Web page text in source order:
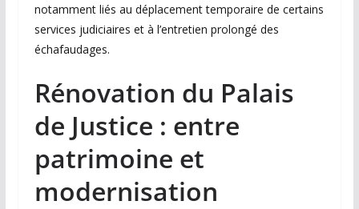
notamment liés au déplacement temporaire de certains
services judiciaires et à l’entretien prolongé des
échafaudages.
Rénovation du Palais
de Justice : entre
patrimoine et
modernisation